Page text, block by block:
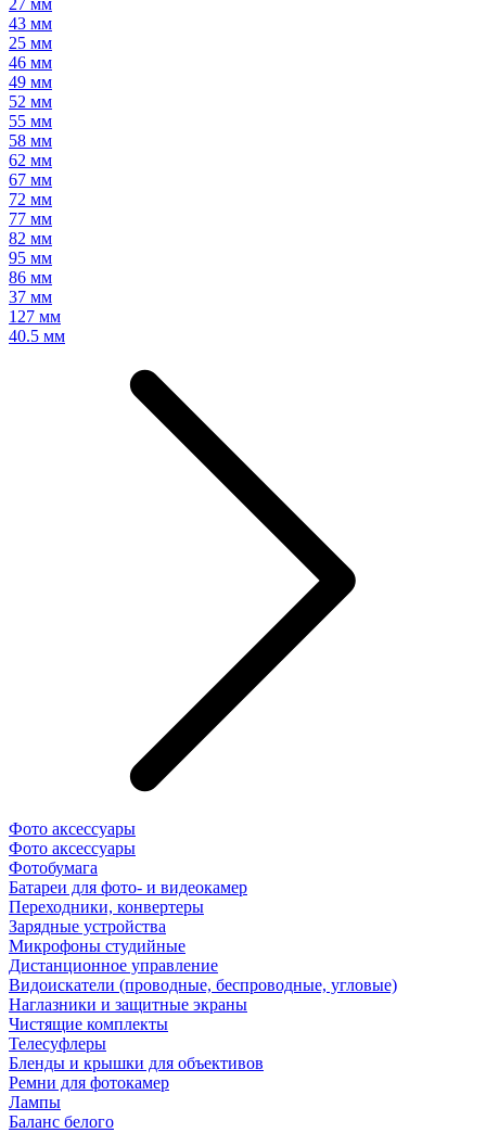
27 мм
43 мм
25 мм
46 мм
49 мм
52 мм
55 мм
58 мм
62 мм
67 мм
72 мм
77 мм
82 мм
95 мм
86 мм
37 мм
127 мм
40.5 мм
Фото аксессуары
Фото аксессуары
Фотобумага
Батареи для фото- и видеокамер
Переходники, конвертеры
Зарядные устройства
Микрофоны студийные
Дистанционное управление
Видоискатели (проводные, беспроводные, угловые)
Наглазники и защитные экраны
Чистящие комплекты
Телесуфлеры
Бленды и крышки для объективов
Ремни для фотокамер
Лампы
Баланс белого